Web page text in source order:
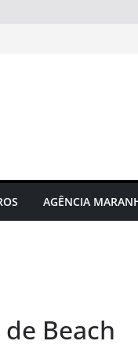
AGÊNCIA
Beach